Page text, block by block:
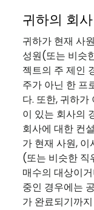
귀하의 회사
귀하가 현재 사
성원(또는 비슷
젝트의 주 제인
주가 아닌 한 프
다. 또한, 귀하가
이 있는 회사의
회사에 대한 컨
가 현재 사원, 이
(또는 비슷한 직
매수의 대상이
중인 경우에는
가 완료되기까